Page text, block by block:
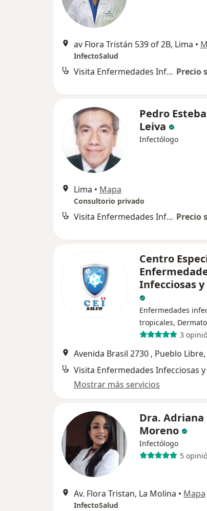
av Flora Tristán 539 of 2B, Lima •
InfectoSalud
Visita Enfermedades Infecciosas y Tropicales Precio
Pedro
Leiva
Infectólogo
Lima • Mapa
Consultorio privado
Visita Enfermedades Infecciosas y Tropicales Precio
Centro
Infecciosas
Enfermedades
tropicales,
3
Avenida Brasil 2730 , Pueblo
Visita Enfermedades Infecciosas
Mostrar más servicios
Dra.
Moreno
Infectólogo
5
Av. Flora Tristan, La Molina • Mapa
InfectoSalud